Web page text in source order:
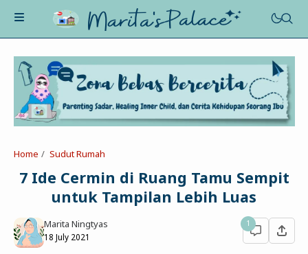
About Me
Contact
Asah-Asih-Asuh
Life Motivation
Profil
Celotehku
Poe-Fict
Beauty&Fashion
Health
Home Sudut Rumah
7 Ide Cermin di Ruang Tamu Sempit
untuk Tampilan Lebih Luas
Marita Ningtyas
18 July 2021
1